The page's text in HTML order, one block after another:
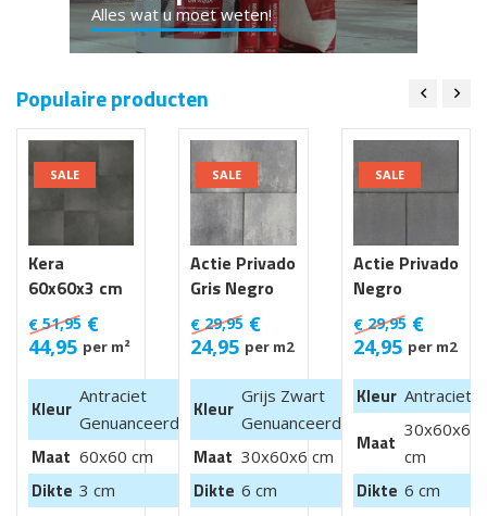
Alles wat u moet weten!
Populaire producten
Kera
60x60x3 cm
Luik
€ 51,95 €
44,95 per m²
SALE
Kleur
Antraciet
Genuanceerd
Maat 60x60 cm
Dikte 3 cm
Actie Privado
Gris Negro
30x60x6 cm
€ 29,95 €
24,95 per m2
SALE
Kleur
Grijs Zwart
Genuanceerd
Maat 30x60x6 cm
Dikte 6 cm
Actie Privado
Negro
30x60x6 cm
€29,95 €
24,95 per m2
SALE
Kleur Antraciet
Maat
30x60x6
cm
Dikte 6 cm